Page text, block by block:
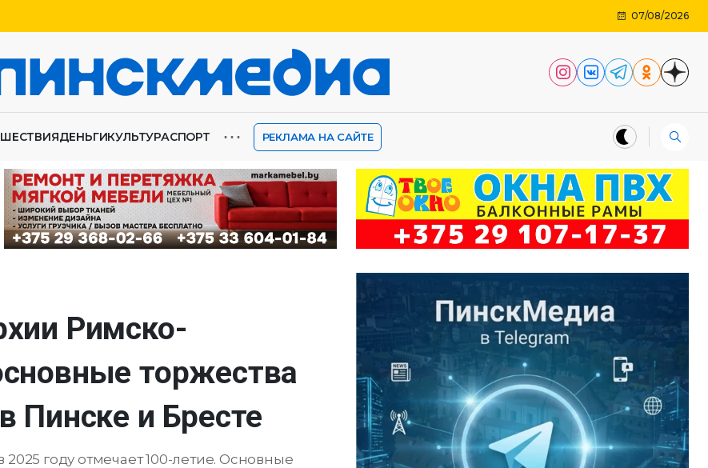
07/08/2026
ДЕНЬГИКУЛЬТУРАСПОРТ ⋯ РЕКЛАМА НА САЙТЕ
Римско-
торжества
Пинске и Бресте
году отмечает 100-летие. Основные